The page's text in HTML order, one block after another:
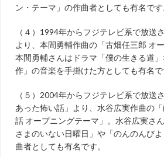
ン・テーマ」の作曲者としても有名です
（４）1994年からフジテレビ系で放送
より、本間勇輔作曲の「古畑任三郎 オ
本間勇輔さんはドラマ「僕の生きる道
作」の音楽を手掛けた方としても有名で
（５）2004年からフジテレビ系で放送
あった怖い話」より、水谷広実作曲の
話 オープニングテーマ」。水谷広実さ
さまのいない日曜日」や「のんのんび
曲者としても有名です。